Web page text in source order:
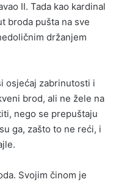
II. Tada kao kardinal
broda pušta na sve
držanjem
osjećaj zabrinutosti i
brod, ali ne žele na
nego se prepuštaju
ga, zašto to ne reći, i
Svojim činom je